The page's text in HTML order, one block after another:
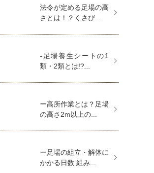
法令が定める足場の高
さとは！？くさび...
-足場養生シートの1
類・2類とは!?...
ー高所作業とは？足場
の高さ2m以上の...
ー足場の組立・解体に
かかる日数 組み...